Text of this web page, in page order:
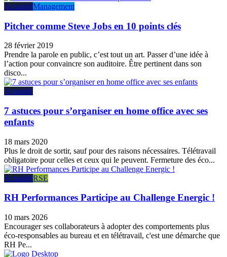
ActualitéManagement
Pitcher comme Steve Jobs en 10 points clés
28 février 2019
Prendre la parole en public, c’est tout un art. Passer d’une idée à
l’action pour convaincre son auditoire. Être pertinent dans son
disco...
Actualité
7 astuces pour s’organiser en home office avec ses
enfants
18 mars 2020
Plus le droit de sortir, sauf pour des raisons nécessaires. Télétravail
obligatoire pour celles et ceux qui le peuvent. Fermeture des éco...
ActualitéRSE
RH Performances Participe au Challenge Energic !
10 mars 2026
Encourager ses collaborateurs à adopter des comportements plus
éco-responsables au bureau et en télétravail, c'est une démarche que
RH Pe...